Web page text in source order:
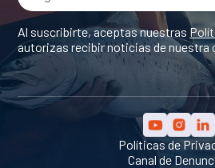
Al suscribirte, aceptas nuestras
autorizas recibir noticias de nuestra
Políticas de
Canal de